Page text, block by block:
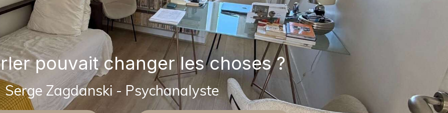
pouvait changer les choses ?
Serge Zagdanski - Psychanalyste